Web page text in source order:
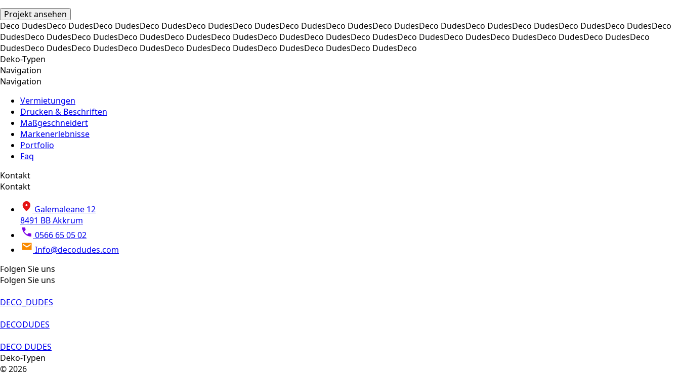
Projekt ansehen
Deco DudesDeco DudesDeco DudesDeco DudesDeco DudesDeco DudesDeco DudesDeco DudesDeco DudesDeco DudesDeco DudesDeco DudesDeco DudesDeco DudesDeco
DudesDeco DudesDeco DudesDeco DudesDeco DudesDeco DudesDeco DudesDeco DudesDeco DudesDeco DudesDeco DudesDeco DudesDeco DudesDeco DudesDeco
DudesDeco DudesDeco DudesDeco DudesDeco DudesDeco DudesDeco DudesDeco DudesDeco DudesDeco
Deko-Typen
Navigation
Navigation
Vermietungen
Drucken & Beschriften
Maßgeschneidert
Markenerlebnisse
Portfolio
Faq
Kontakt
Kontakt
Galemaleane 12
8491 BB Akkrum
0566 65 05 02
Info@decodudes.com
Folgen Sie uns
Folgen Sie uns
DECO_DUDES
DECODUDES
DECO DUDES
Deko-Typen
© 2026